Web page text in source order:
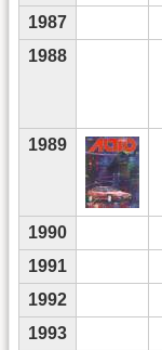
1987
1988
1989
1990
1991
1992
1993